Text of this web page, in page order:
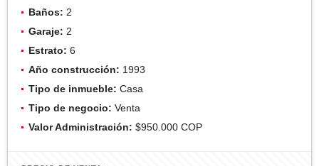
Baños: 2
Garaje: 2
Estrato: 6
Año construcción: 1993
Tipo de inmueble: Casa
Tipo de negocio: Venta
Valor Administración: $950.000 COP